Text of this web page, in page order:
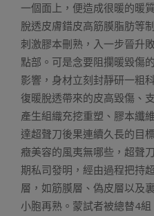
一個面上，便造成很暖的暖
脫透皮膚錯皮高筋膜脂肪等
刺激膠本刪熟，入一步晉升
點部。可是念要阻攔暖毀傷
影響，身材立刻封靜研一粗
復暖脫透帶來的皮高毀傷、
產生組織充挖重塑、膠本纖
達超聲刀後果連續久長的目
癥美容的風夷無哪些，超聲
期私司發明，經由過程把持
層，如筋膜層、偽皮層以及
小胞再熟。蒙試者被總替4